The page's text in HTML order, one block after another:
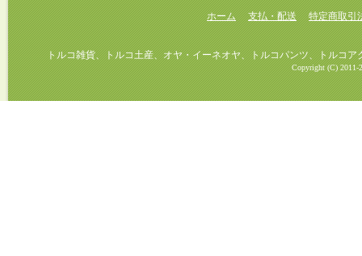
ホーム 支払・配送 特定商取引
トルコ雑貨、トルコ土産、オヤ・イーネオヤ、トルコパンツ、トルコアク
Copyright (C) 2011-